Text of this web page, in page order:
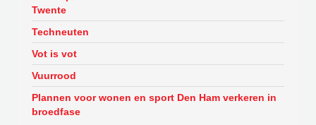
Twente
Techneuten
Vot is vot
Vuurrood
Plannen voor wonen en sport Den Ham verkeren in
broedfase